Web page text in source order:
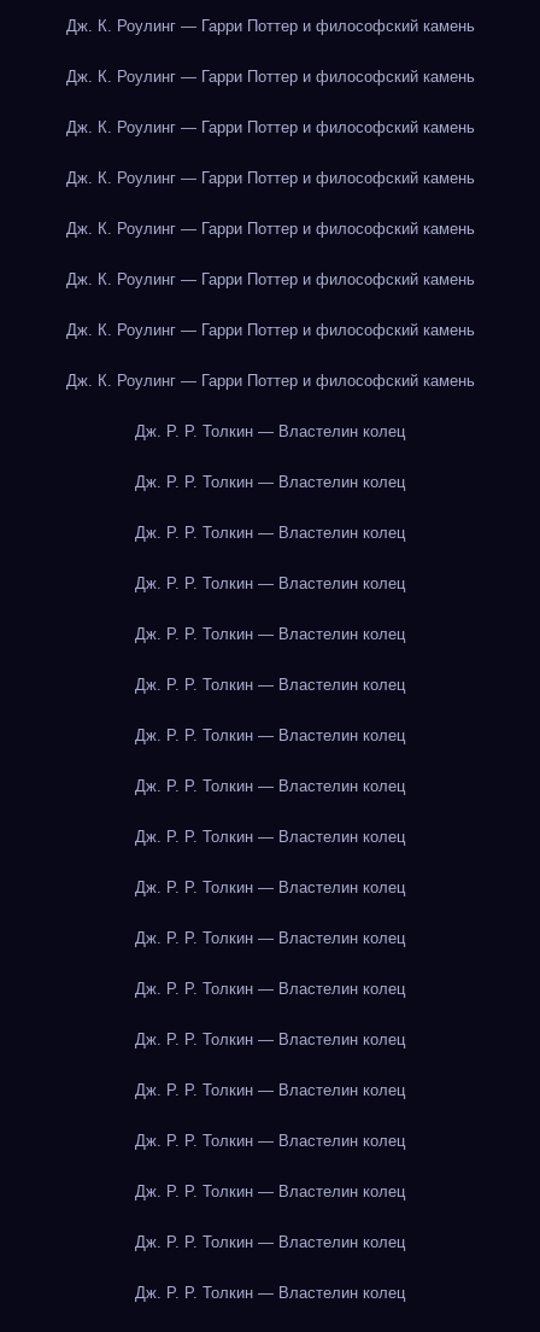
Дж. К. Роулинг — Гарри Поттер и философский камень
Дж. К. Роулинг — Гарри Поттер и философский камень
Дж. К. Роулинг — Гарри Поттер и философский камень
Дж. К. Роулинг — Гарри Поттер и философский камень
Дж. К. Роулинг — Гарри Поттер и философский камень
Дж. К. Роулинг — Гарри Поттер и философский камень
Дж. К. Роулинг — Гарри Поттер и философский камень
Дж. К. Роулинг — Гарри Поттер и философский камень
Дж. Р. Р. Толкин — Властелин колец
Дж. Р. Р. Толкин — Властелин колец
Дж. Р. Р. Толкин — Властелин колец
Дж. Р. Р. Толкин — Властелин колец
Дж. Р. Р. Толкин — Властелин колец
Дж. Р. Р. Толкин — Властелин колец
Дж. Р. Р. Толкин — Властелин колец
Дж. Р. Р. Толкин — Властелин колец
Дж. Р. Р. Толкин — Властелин колец
Дж. Р. Р. Толкин — Властелин колец
Дж. Р. Р. Толкин — Властелин колец
Дж. Р. Р. Толкин — Властелин колец
Дж. Р. Р. Толкин — Властелин колец
Дж. Р. Р. Толкин — Властелин колец
Дж. Р. Р. Толкин — Властелин колец
Дж. Р. Р. Толкин — Властелин колец
Дж. Р. Р. Толкин — Властелин колец
Дж. Р. Р. Толкин — Властелин колец